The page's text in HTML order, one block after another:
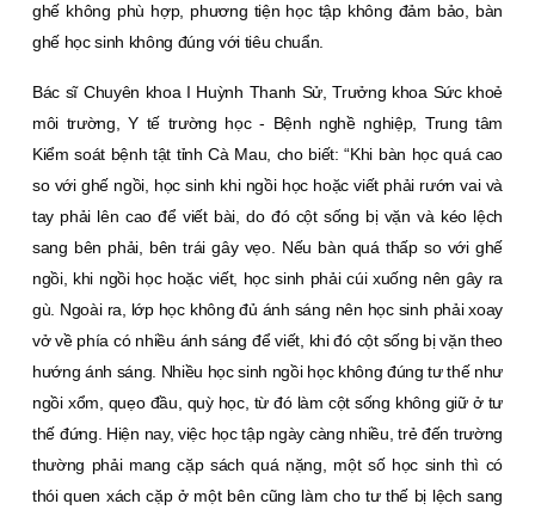
ghế không phù hợp, phương tiện học tập không đảm bảo, bàn
ghế học sinh không đúng với tiêu chuẩn.
Bác sĩ Chuyên khoa I Huỳnh Thanh Sử, Trưởng khoa Sức khoẻ
môi trường, Y tế trường học - Bệnh nghề nghiệp, Trung tâm
Kiểm soát bệnh tật tỉnh Cà Mau, cho biết: “Khi bàn học quá cao
so với ghế ngồi, học sinh khi ngồi học hoặc viết phải rướn vai và
tay phải lên cao để viết bài, do đó cột sống bị vặn và kéo lệch
sang bên phải, bên trái gây vẹo. Nếu bàn quá thấp so với ghế
ngồi, khi ngồi học hoặc viết, học sinh phải cúi xuống nên gây ra
gù. Ngoài ra, lớp học không đủ ánh sáng nên học sinh phải xoay
vở về phía có nhiều ánh sáng để viết, khi đó cột sống bị vặn theo
hướng ánh sáng. Nhiều học sinh ngồi học không đúng tư thế như
ngồi xổm, quẹo đầu, quỳ học, từ đó làm cột sống không giữ ở tư
thế đứng. Hiện nay, việc học tập ngày càng nhiều, trẻ đến trường
thường phải mang cặp sách quá nặng, một số học sinh thì có
thói quen xách cặp ở một bên cũng làm cho tư thế bị lệch sang